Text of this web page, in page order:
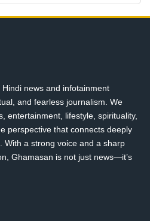
news and infotainment
and fearless journalism. We
entertainment, lifestyle, spirituality,
perspective that connects deeply
With a strong voice and a sharp
Ghamasan is not just news—it’s